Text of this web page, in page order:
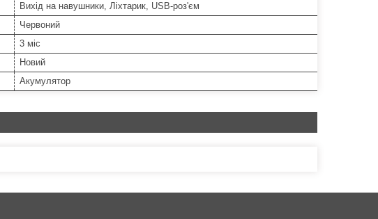
Вихід на навушники, Ліхтарик, USB-роз'єм
Червоний
3 міс
Новий
Акумулятор